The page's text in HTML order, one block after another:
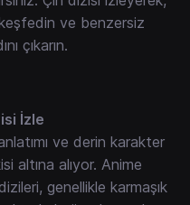
ve benzersiz
çıkarın.
İzle
ve derin karakter
altına alıyor. Anime
genellikle karmaşık